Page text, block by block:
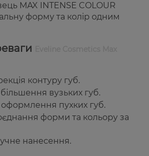
MAX INTENSE COLOUR
форму та колір одним
контуру губ.
вузьких губ.
пухких губ.
форми та кольору за
нанесення.